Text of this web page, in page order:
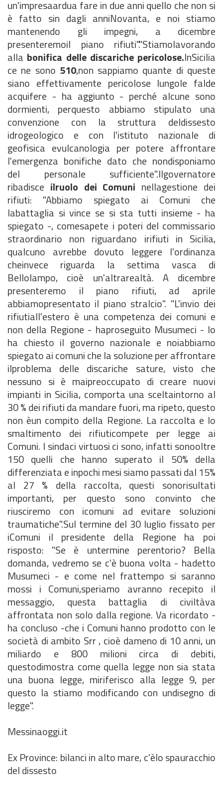
un'impresaardua fare in due anni quello che non si
è fatto sin dagli anniNovanta, e noi stiamo
mantenendo gli impegni, a dicembre
presenteremoil piano rifiuti"."Stiamolavorando
alla bonifica delle discariche pericolose.InSicilia
ce ne sono 510,non sappiamo quante di queste
siano effettivamente pericolose lungole falde
acquifere - ha aggiunto - perché alcune sono
dormienti, perquesto abbiamo stipulato una
convenzione con la struttura deldissesto
idrogeologico e con l'istituto nazionale di
geofisica evulcanologia per potere affrontare
l'emergenza bonifiche dato che nondisponiamo
del personale sufficiente".Ilgovernatore
ribadisce ilruolo dei Comuni nellagestione dei
rifiuti: "Abbiamo spiegato ai Comuni che
labattaglia si vince se si sta tutti insieme - ha
spiegato -, comesapete i poteri del commissario
straordinario non riguardano irifiuti in Sicilia,
qualcuno avrebbe dovuto leggere l'ordinanza
cheinvece riguarda la settima vasca di
Bellolampo, cioè un'altrarealtà. A dicembre
presenteremo il piano rifiuti, ad aprile
abbiamopresentato il piano stralcio". "L'invio dei
rifiutiall'estero è una competenza dei comuni e
non della Regione - haproseguito Musumeci - lo
ha chiesto il governo nazionale e noiabbiamo
spiegato ai comuni che la soluzione per affrontare
ilproblema delle discariche sature, visto che
nessuno si è maipreoccupato di creare nuovi
impianti in Sicilia, comporta una sceltaintorno al
30 % dei rifiuti da mandare fuori, ma ripeto, questo
non èun compito della Regione. La raccolta e lo
smaltimento dei rifiuticompete per legge ai
Comuni. I sindaci virtuosi ci sono, infatti sonooltre
150 quelli che hanno superato il 50% della
differenziata e inpochi mesi siamo passati dal 15%
al 27 % della raccolta, questi sonorisultati
importanti, per questo sono convinto che
riusciremo con icomuni ad evitare soluzioni
traumatiche".Sul termine del 30 luglio fissato per
iComuni il presidente della Regione ha poi
risposto: "Se è untermine perentorio? Bella
domanda, vedremo se c'è buona volta - hadetto
Musumeci - e come nel frattempo si saranno
mossi i Comuni,speriamo avranno recepito il
messaggio, questa battaglia di civiltàva
affrontata non solo dalla regione. Va ricordato -
ha concluso -che i Comuni hanno prodotto con le
società di ambito Srr , cioè dameno di 10 anni, un
miliardo e 800 milioni circa di debiti,
questodimostra come quella legge non sia stata
una buona legge, miriferisco alla legge 9, per
questo la stiamo modificando con undisegno di
legge".
Messinaoggi.it
Ex Province: bilanci in alto mare, c'èlo spauracchio
del dissesto